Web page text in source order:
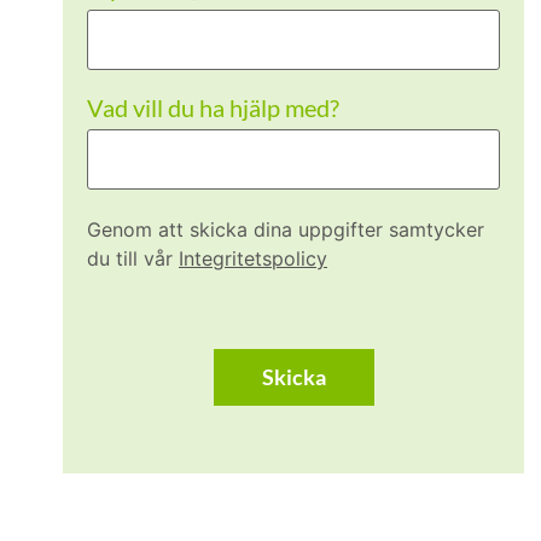
Vad vill du ha hjälp med?
Genom att skicka dina uppgifter samtycker
du till vår Integritetspolicy